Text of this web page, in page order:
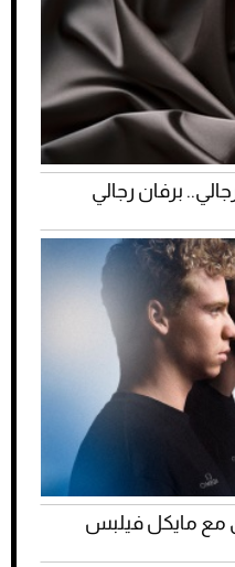
برفان رجالي
مع مايكل فيلبس